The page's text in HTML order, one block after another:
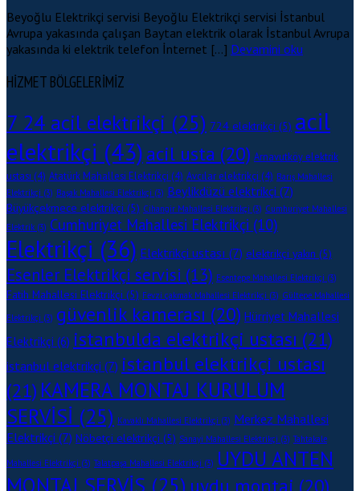
Beyoğlu Elektrikçi servisi Beyoğlu Elektrikçi servisi İstanbul
Avrupa yakasında çalışan Baytan elektrik olarak İstanbul Avrupa
yakasında ki elektrik telefon İnternet […] Devamini oku
HİZMET BÖLGELERİMİZ
7 24 acil elektrikçi (25) 724 elektrikçi (5) acil
elektrikçi (43)acil usta (20) Arnavutköy elektrik
ustası (4) Atatürk Mahallesi Elektrikçi (4) Avcılar elektrikçi (4) Barış Mahallesi
Elektrikçi (3) Başak Mahallesi Elektrikçi (3) Beylikdüzü elektrikçi (7)
Büyükçekmece elektrikçi (5) Cihangir Mahallesi Elektrikçi (3) Cumhuriyet Mahallesi
Elektrik (3) Cumhuriyet Mahallesi Elektrikçi (10)
Elektrikçi (36) Elektrikçi ustası (7) elektrikçi yakın (5)
Esenler Elektrikçi servisi (13) Esentepe Mahallesi Elektrikçi (3)
Fatih Mahallesi Elektrikçi (5) Fevzi çakmak Mahallesi Elektrikçi (3) Gültepe Mahallesi
Elektrikçi (3) güvenlik kamerası (20) Hürriyet Mahallesi
Elektrikçi (6) istanbulda elektrikçi ustası (21)
istanbul elektrikçi (7) istanbul elektrikçi ustası
(21) KAMERA MONTAJ KURULUM
SERVİSİ (25) Kavaklı Mahallesi Elektrikçi (3) Merkez Mahallesi
Elektrikçi (7) Nöbetçi elektrikçi (5) Sanayi Mahallesi Elektrikçi (3) Tahtakale
Mahallesi Elektrikçi (3) Talatpaşa Mahallesi Elektrikçi (3) UYDU ANTEN
MONTAJ SERVİS (25) uydu montaj (20)